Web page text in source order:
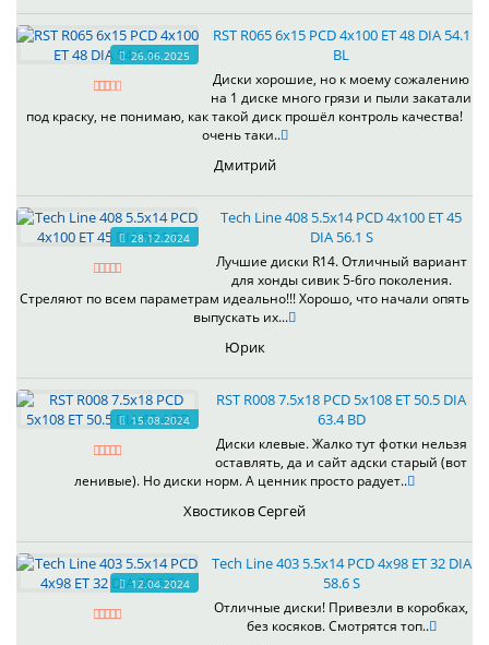
26.06.2025
RST R065 6x15 PCD 4x100 ET 48 DIA 54.1
BL
Диски хорошие, но к моему сожалению
на 1 диске много грязи и пыли закатали
под краску, не понимаю, как такой диск прошёл контроль качества!
очень таки..
Дмитрий
28.12.2024
Tech Line 408 5.5x14 PCD 4x100 ET 45
DIA 56.1 S
Лучшие диски R14. Отличный вариант
для хонды сивик 5-6го поколения.
Стреляют по всем параметрам идеально!!! Хорошо, что начали опять
выпускать их...
Юрик
15.08.2024
RST R008 7.5x18 PCD 5x108 ET 50.5 DIA
63.4 BD
Диски клевые. Жалко тут фотки нельзя
оставлять, да и сайт адски старый (вот
ленивые). Но диски норм. А ценник просто радует..
Хвостиков Сергей
12.04.2024
Tech Line 403 5.5x14 PCD 4x98 ET 32 DIA
58.6 S
Отличные диски! Привезли в коробках,
без косяков. Смотрятся топ..